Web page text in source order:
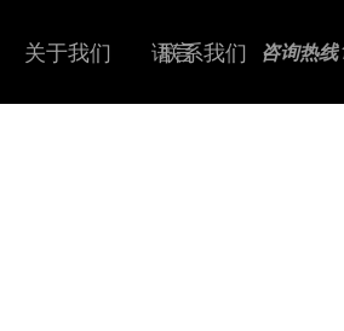
关于我们 联系我们
语言 咨询热